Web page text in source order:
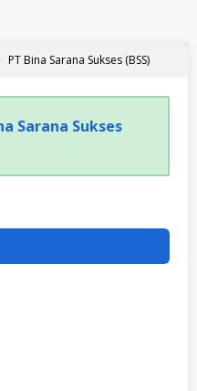
PT Bina Sarana Sukses (BSS)
Sarana Sukses